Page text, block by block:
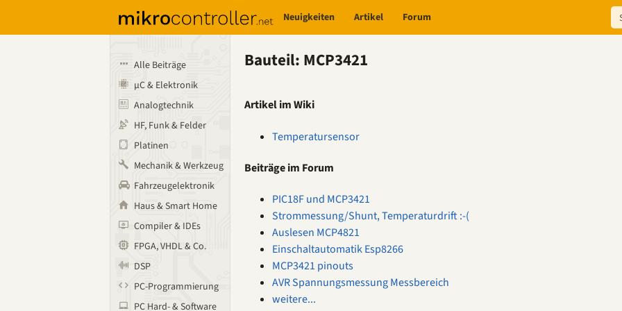
Neuigkeiten Artikel Forum
Alle Beiträge
µC & Elektronik
Analogtechnik
HF, Funk & Felder
Platinen
Mechanik & Werkzeug
Fahrzeugelektronik
Haus & Smart Home
Compiler & IDEs
FPGA, VHDL & Co.
DSP
PC-Programmierung
PC Hard- & Software
Bauteil: MCP3421
Artikel im Wiki
Temperatursensor
Beiträge im Forum
PIC18F und MCP3421
Strommessung/Shunt, Temperaturdrift :-(
Auslesen MCP4821
Einschaltautomatik Esp8266
MCP3421 pinouts
AVR Spannungsmessung Messbereich
weitere...